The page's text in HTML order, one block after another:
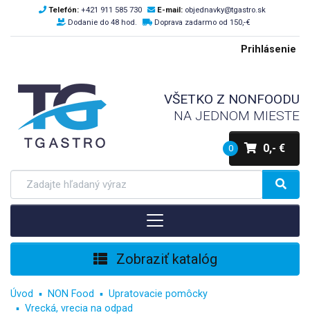
Telefón: +421 911 585 730 E-mail: objednavky@tgastro.sk
Dodanie do 48 hod.
Doprava zadarmo od 150,-€
Prihlásenie
VŠETKO Z NONFOODU
NA JEDNOM MIESTE
0 0,- €
Zobraziť katalóg
Úvod NON Food
Upratovacie pomôcky
Vrecká, vrecia na odpad